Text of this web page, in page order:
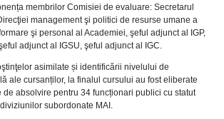
membrilor Comisiei de evaluare: Secretarul
management şi politici de resurse umane a
şi personal al Academiei, şeful adjunct al IGP,
adjunct al IGSU, şeful adjunct al IGC.
asimilate și identificării nivelului de
ale cursanților, la finalul cursului au fost eliberate
de absolvire pentru 34 funcționari publici cu statut
subordonate MAI.